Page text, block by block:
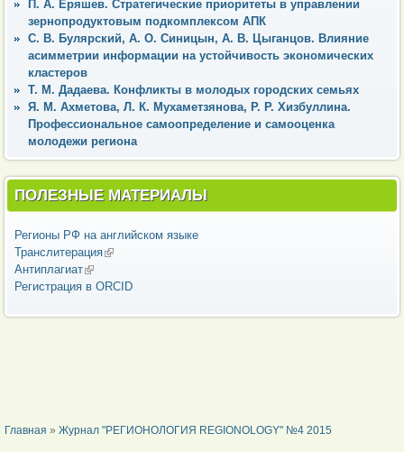
П. А. Еряшев. Стратегические приоритеты в управлении
зернопродуктовым подкомплексом АПК
С. В. Булярский, А. О. Синицын, А. В. Цыганцов. Влияние
асимметрии информации на устойчивость экономических
кластеров
Т. М. Дадаева. Конфликты в молодых городских семьях
Я. М. Ахметова, Л. К. Мухаметзянова, Р. Р. Хизбуллина.
Профессиональное самоопределение и самооценка
молодежи региона
ПОЛЕЗНЫЕ МАТЕРИАЛЫ
Регионы РФ на английском языке
Транслитерация(внешняя ссылка)
Антиплагиат(внешняя ссылка)
Регистрация в ORCID
ВЫ ЗДЕСЬ
Главная » Журнал "РЕГИОНОЛОГИЯ REGIONOLOGY" №4 2015